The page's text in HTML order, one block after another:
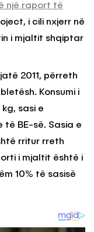
një raport të
i cili nxjerr në
i mjaltit shqiptar
2011, përreth
Konsumi i
sasi e
të BE-së. Sasia e
rritur rreth
i mjaltit është i
10% të sasisë